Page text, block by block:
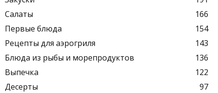
Салаты
166
Первые блюда
154
Рецепты для аэрогриля
143
Блюда из рыбы и морепродуктов
136
Выпечка
122
Десерты
97